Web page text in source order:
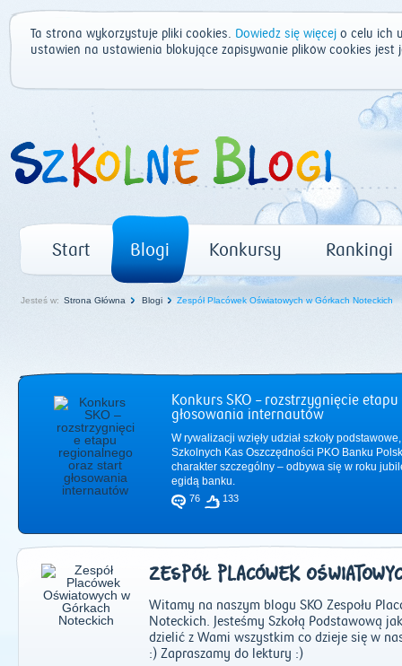
Ta strona wykorzystuje pliki cookies. Dowiedz się więcej o celu ich
ustawień na ustawienia blokujące zapisywanie plików cookies
Start Blogi Konkursy Rankingi
Jesteś w: Strona Główna Blogi Zespół Placówek Oświatowych w Górkach Noteckich
Konkurs SKO – rozstrzygnięcie
głosowania internautów
W rywalizacji wzięły udział szkoły
Szkolnych Kas Oszczędności PKO Banku
charakter szczególny – odbywa się w roku
egidą banku.
76 133
ZESPÓŁ PLACÓWEK
Witamy na naszym blogu SKO Zespołu
Noteckich. Jesteśmy Szkołą Podstawową
dzielić z Wami wszystkim co dzieje się w
:) Zapraszamy do lektury :)